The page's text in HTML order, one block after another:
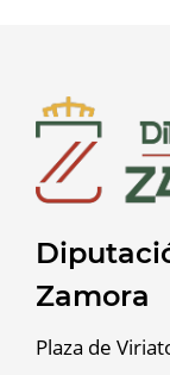
Zamora
Plaza de